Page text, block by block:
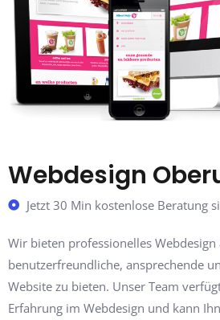
Webdesign
Jetzt 30 Min kostenlose Beratung
Wir bieten professionelles
benutzerfreundliche, ansprechende
Website zu bieten. Unser Team
Erfahrung im Webdesign und kann